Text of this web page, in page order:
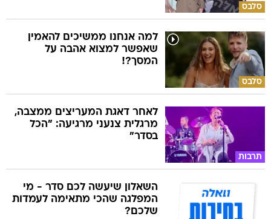
סלבס
סלבס
למה אנחנו ממשיכים להאמין
שאפשר למצוא אהבה על
המסך?!
תרבות
לאחר דאגת המעריצים ממצבה,
מרגלית צנעני מרגיעה: "הכל
בסדר"
השאלון שיעשה לכם סדר - מי
המפלגה שהכי מתאימה לעמדות
שלכם?